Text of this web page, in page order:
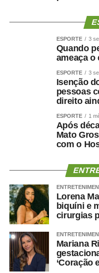
ESPORTE 3
Quando
ameaça o
ESPORTE 3
Isenção
pessoas
direito
ESPORTE 1
Após
Mato
com o
Lorena
biquíni e
cirurgias
Mariana
‘Coração